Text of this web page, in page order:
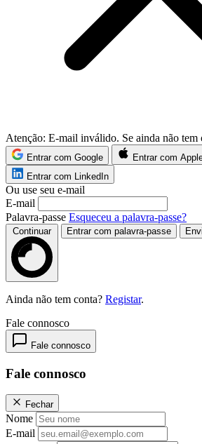
Atenção: E-mail inválido. Se ainda não tem
Entrar com Google
Entrar com
Entrar com LinkedIn
Ou use seu e-mail
E-mail
Palavra-passe Esqueceu a palavra-passe?
Continuar Entrar com palavra-passe
Ainda não tem conta? Registar.
Fale connosco
Fale connosco
Fale connosco
Fechar
Nome
E-mail